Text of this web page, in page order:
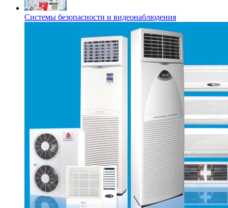
Системы безопасности и видеонаблюдения